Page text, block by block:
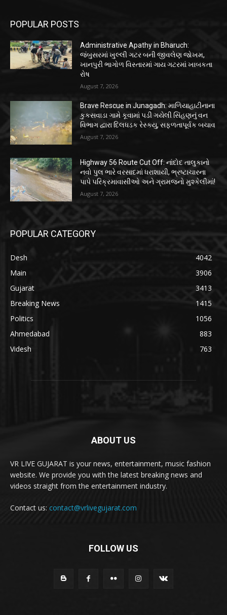
POPULAR POSTS
Administrative Apathy in Bharuch:
જંબુસરમાં ખુલ્લી ગટર બની જીવલેણ જોખમ,
ખાનપુરી ભાગોળ વિસ્તારમાં ગાય ગટરમાં ખાબકતા
રોષ
August 7, 2026
Brave Rescue in Junagadh: માળિયાહાટીનાના
કુકસવાડા ગામે કૂવામાં પડી ગયેલી સિંહણનું વન
વિભાગ દ્વારા દિલધડક રેસ્ક્યુ, સફળતાપૂર્વક બચાવ
August 7, 2026
Highway 56 Route Cut Off: નાંદોદ તાલુકાનો
નવો પુલ ભારે વરસાદમાં ધરાશાયી, ભ્રષ્ટાચારના
પાપે પરિક્રમાવાસીઓ અને ગ્રામજનો મુશ્કેલીમાં!
August 7, 2026
POPULAR CATEGORY
Desh
4042
Main
3906
Gujarat
3413
Breaking News
1415
Politics
1056
Ahmedabad
883
Videsh
763
ABOUT US
VR LIVE GUJARAT is your news, entertainment, music fashion
website. We provide you with the latest breaking news and
videos straight from the entertainment industry.
Contact us: contact@vrlivegujarat.com
FOLLOW US